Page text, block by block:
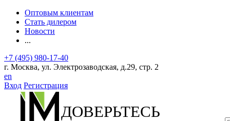
Оптовым клиентам
Стать дилером
Новости
...
+7 (495) 980-17-40
г. Москва, ул. Электрозаводская, д.29, стр. 2
en
Вход Регистрация
ДОВЕРЬТЕСЬ